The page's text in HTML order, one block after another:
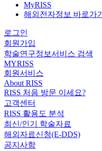
MyRISS
해외전자정보 바로가기
로그인
회원가입
학술연구정보서비스 검색
MYRISS
회원서비스
About RISS
RISS 처음 방문 이세요?
고객센터
RISS 활용도 분석
최신/인기 학술자료
해외자료신청(E-DDS)
공지사항